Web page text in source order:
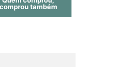
comprou também